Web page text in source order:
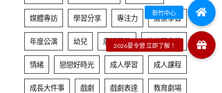
媒體專訪 學習分享 專注力 居家學習
年度公演 幼兒 廣播節目 快樂芬多精
情緒 戀戀好時光 成人學習 成人課程
成長大件事 戲劇 戲劇表達 教育劇場